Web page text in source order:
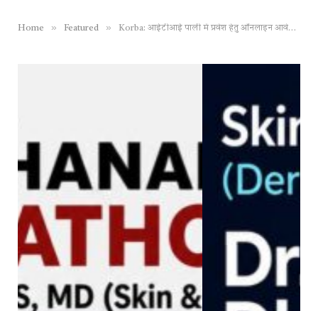
Home » Featured » Korba: आईटीआई पाली में प्रवेश हेतु ऑनलाइन आवेदन 15 जून तक आमंत्रित